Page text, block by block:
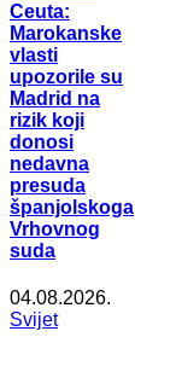
Ceuta:
Marokanske
vlasti
upozorile su
Madrid na
rizik koji
donosi
nedavna
presuda
španjolskoga
Vrhovnog
suda
04.08.2026.
Svijet